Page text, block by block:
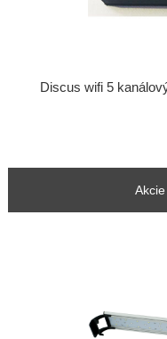
Discus wifi 5